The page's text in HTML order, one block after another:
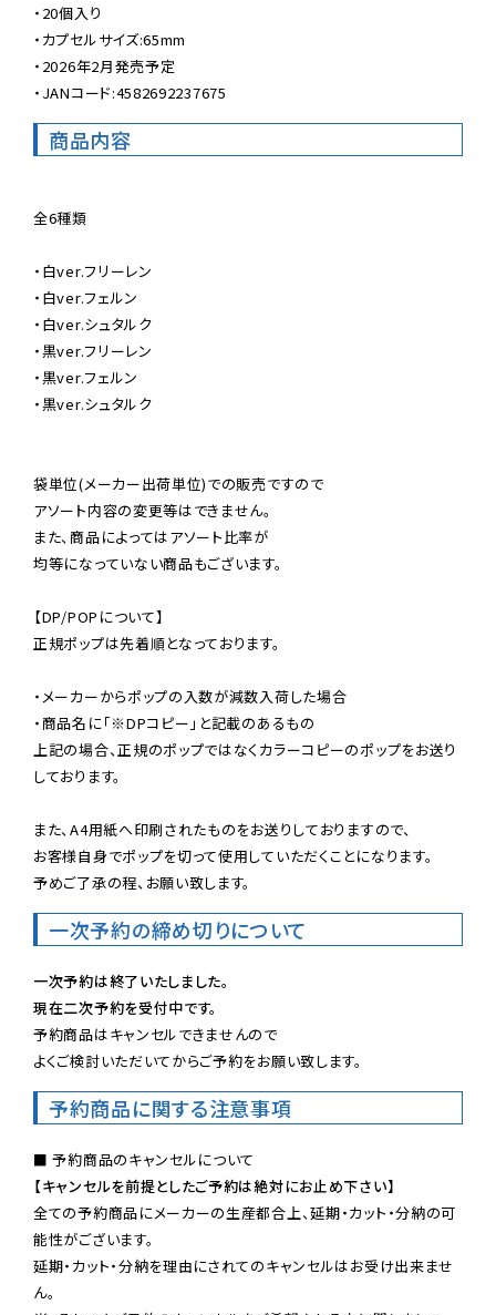
・20個入り
・カプセルサイズ:65mm
・2026年2月発売予定
・JANコード:4582692237675
商品内容
全6種類
・白ver.フリーレン
・白ver.フェルン
・白ver.シュタルク
・黒ver.フリーレン
・黒ver.フェルン
・黒ver.シュタルク
袋単位(メーカー出荷単位)での販売ですので
アソート内容の変更等はできません。
また、商品によってはアソート比率が
均等になっていない商品もございます。
【DP/POPについて】
正規ポップは先着順となっております。
・メーカーからポップの入数が減数入荷した場合
・商品名に「※DPコピー」と記載のあるもの
上記の場合、正規のポップではなくカラーコピーのポップをお送り
しております。
また、A4用紙へ印刷されたものをお送りしておりますので、
お客様自身でポップを切って使用していただくことになります。
予めご了承の程、お願い致します。
一次予約の締め切りについて
一次予約は終了いたしました。
現在二次予約を受付中です。
予約商品はキャンセルできませんので
よくご検討いただいてからご予約をお願い致します。
予約商品に関する注意事項
【キャンセルを前提としたご予約は絶対にお止め下さい】
全ての予約商品にメーカーの生産都合上、延期・カット・分納の可
能性がございます。
延期・カット・分納を理由にされてのキャンセルはお受け出来ませ
ん。